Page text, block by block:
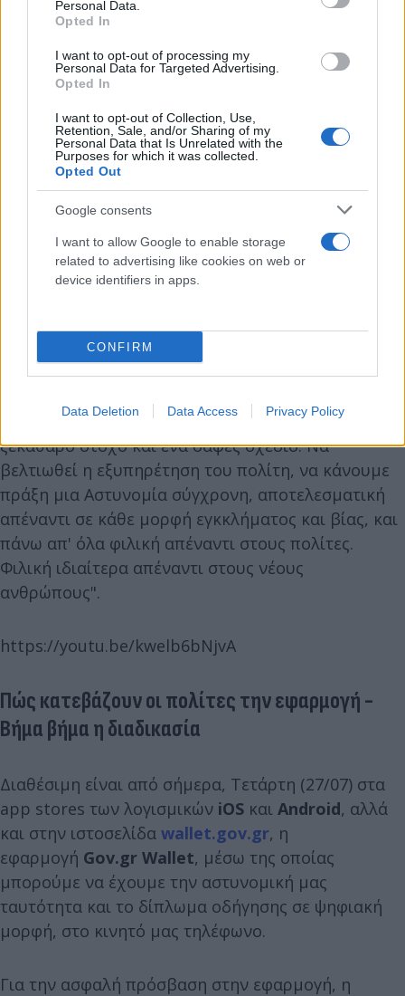
Personal Data.
Opted In
I want to opt-out of processing my
Personal Data for Targeted Advertising.
Opted In
I want to opt-out of Collection, Use,
Retention, Sale, and/or Sharing of my
Personal Data that Is Unrelated with the
Purposes for which it was collected.
Opted Out
Google consents
I want to allow Google to enable storage
related to advertising like cookies on web or
device identifiers in apps.
CONFIRM
Data Deletion Data Access Privacy Policy
Σε ό,τι αφορά το δελτίο ταυτότητας, ο κ.
Θεοδωρικάκος σημείωσε ότι "η ψηφιακή μορφή
καταγραφή της ταυτότητας στο κινητό μας,
προστίθεται στην πρόσφατη απόφαση της
κυβέρνησης να επεκταθεί η διάρκεια ισχύος των
διαβατηρίων στα δέκα χρόνια. Πρόκειται για
αποφάσεις που διευκολύνουν τους πολίτες,
μειώνουν σημαντικά το διοικητικό κόστος και την
γραφειοκρατία. Ταυτόχρονα, εξοικονομούν
δεκάδες εκατομμύρια ευρώ, και για τους πολίτες,
"Συνεχίζουμε λοιπόν, σε στενή συνεργασία με το
ψηφιακών μεταρρυθμίσεων στην ΕΛΑΣ, με ένα
ξεκάθαρο στόχο και ένα σαφές σχέδιο: Να
βελτιωθεί η εξυπηρέτηση του πολίτη, να κάνουμε
πράξη μια Αστυνομία σύγχρονη, αποτελεσματική
απέναντι σε κάθε μορφή εγκκλήματος και βίας, και
πάνω απ' όλα φιλική απέναντι στους πολίτες.
Φιλική ιδιαίτερα απέναντι στους νέους
ανθρώπους".
https://youtu.be/kwelb6bNjvA
Πώς κατεβάζουν οι πολίτες την εφαρμογή -
Βήμα βήμα η διαδικασία
Διαθέσιμη είναι από σήμερα, Τετάρτη (27/07) στα
app stores των λογισμικών iOS και Android, αλλά
και στην ιστοσελίδα wallet.gov.gr, η
εφαρμογή Gov.gr Wallet, μέσω της οποίας
μπορούμε να έχουμε την αστυνομική μας
ταυτότητα και το δίπλωμα οδήγησης σε ψηφιακή
μορφή, στο κινητό μας τηλέφωνο.
Για την ασφαλή πρόσβαση στην εφαρμογή, η